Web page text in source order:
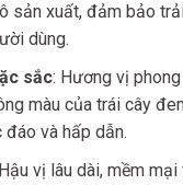
sản xuất, đảm bảo
dùng.
sắc: Hương vị
màu của trái cây
và hấp dẫn.
vị lâu dài, mềm